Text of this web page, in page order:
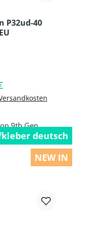
P32ud-40
Preis:
deutsch
NEW IN